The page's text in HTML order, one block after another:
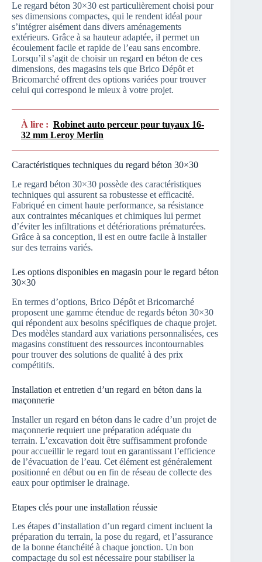
Le regard béton 30×30 est particulièrement choisi pour
ses dimensions compactes, qui le rendent idéal pour
s’intégrer aisément dans divers aménagements
extérieurs. Grâce à sa hauteur adaptée, il permet un
écoulement facile et rapide de l’eau sans encombre.
Lorsqu’il s’agit de choisir un regard en béton de ces
dimensions, des magasins tels que Brico Dépôt et
Bricomarché offrent des options variées pour trouver
celui qui correspond le mieux à votre projet.
À lire : Robinet auto perceur pour tuyaux 16-
32 mm Leroy Merlin
Caractéristiques techniques du regard béton 30×30
Le regard béton 30×30 possède des caractéristiques
techniques qui assurent sa robustesse et efficacité.
Fabriqué en ciment haute performance, sa résistance
aux contraintes mécaniques et chimiques lui permet
d’éviter les infiltrations et détériorations prématurées.
Grâce à sa conception, il est en outre facile à installer
sur des terrains variés.
Les options disponibles en magasin pour le regard béton
30×30
En termes d’options, Brico Dépôt et Bricomarché
proposent une gamme étendue de regards béton 30×30
qui répondent aux besoins spécifiques de chaque projet.
Des modèles standard aux variations personnalisées, ces
magasins constituent des ressources incontournables
pour trouver des solutions de qualité à des prix
compétitifs.
Installation et entretien d’un regard en béton dans la
maçonnerie
Installer un regard en béton dans le cadre d’un projet de
maçonnerie requiert une préparation adéquate du
terrain. L’excavation doit être suffisamment profonde
pour accueillir le regard tout en garantissant l’efficience
de l’évacuation de l’eau. Cet élément est généralement
positionné en début ou en fin de réseau de collecte des
eaux pour optimiser le drainage.
Etapes clés pour une installation réussie
Les étapes d’installation d’un regard ciment incluent la
préparation du terrain, la pose du regard, et l’assurance
de la bonne étanchéité à chaque jonction. Un bon
compactage du sol est nécessaire pour stabiliser la